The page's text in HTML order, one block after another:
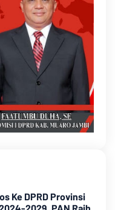
Ke DPRD Provinsi
2029, PAN Raih